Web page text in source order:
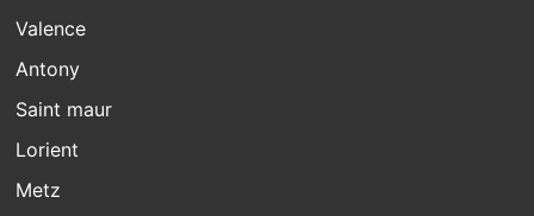
Valence
Antony
Saint maur
Lorient
Metz